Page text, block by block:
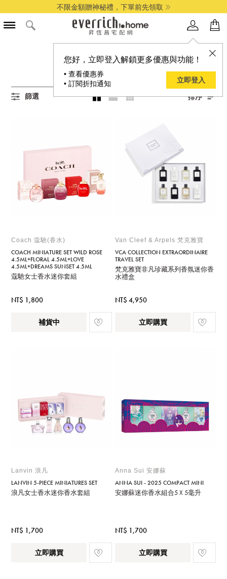
不限金額贈神秘禮，下單前先領取
您好，立即登入解鎖更多優惠與功能！
• 查看優惠券
• 訂閱折扣通知
立即登入
所有迷你香水組商品
14
篩選 排序
Coach 蔻馳(香水)
COACH MINIATURE SET WILD ROSE
4.5ML+FLORAL 4.5ML+LOVE
4.5ML+DREAMS SUNSET 4.5ML
蔻馳女士香水迷你套組
NT$ 1,800
補貨中
Van Cleef & Arpels 梵克雅寶
VCA COLLECTION EXTRAORDINAIRE
TRAVEL SET
梵克雅寶非凡珍藏系列香氛迷你香
水禮盒
NT$ 4,950
立即購買
Lanvin 浪凡
LANVIN 5-PIECE MINIATURES SET
浪凡女士香水迷你香水套組
NT$ 1,700
立即購買
Anna Sui 安娜蘇
ANNA SUI - 2025 COMPACT MINI
安娜蘇迷你香水組合5 X 5毫升
NT$ 1,700
立即購買